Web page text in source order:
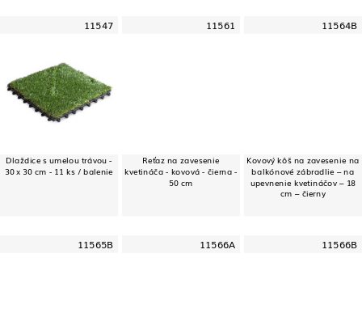
11547
Dlaždice s umelou trávou -
30 x 30 cm - 11 ks / balenie
11561
Reťaz na zavesenie
kvetináča - kovová - čierna -
50 cm
11564B
Kovový kôš na zavesenie na
balkónové zábradlie – na
upevnenie kvetináčov – 18
cm – čierny
11565B 11566A 11566B